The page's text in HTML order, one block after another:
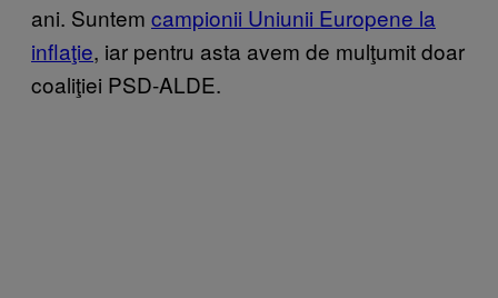
ani. Suntem campionii Uniunii Europene la
inflaţie, iar pentru asta avem de mulţumit doar
coaliţiei PSD-ALDE.